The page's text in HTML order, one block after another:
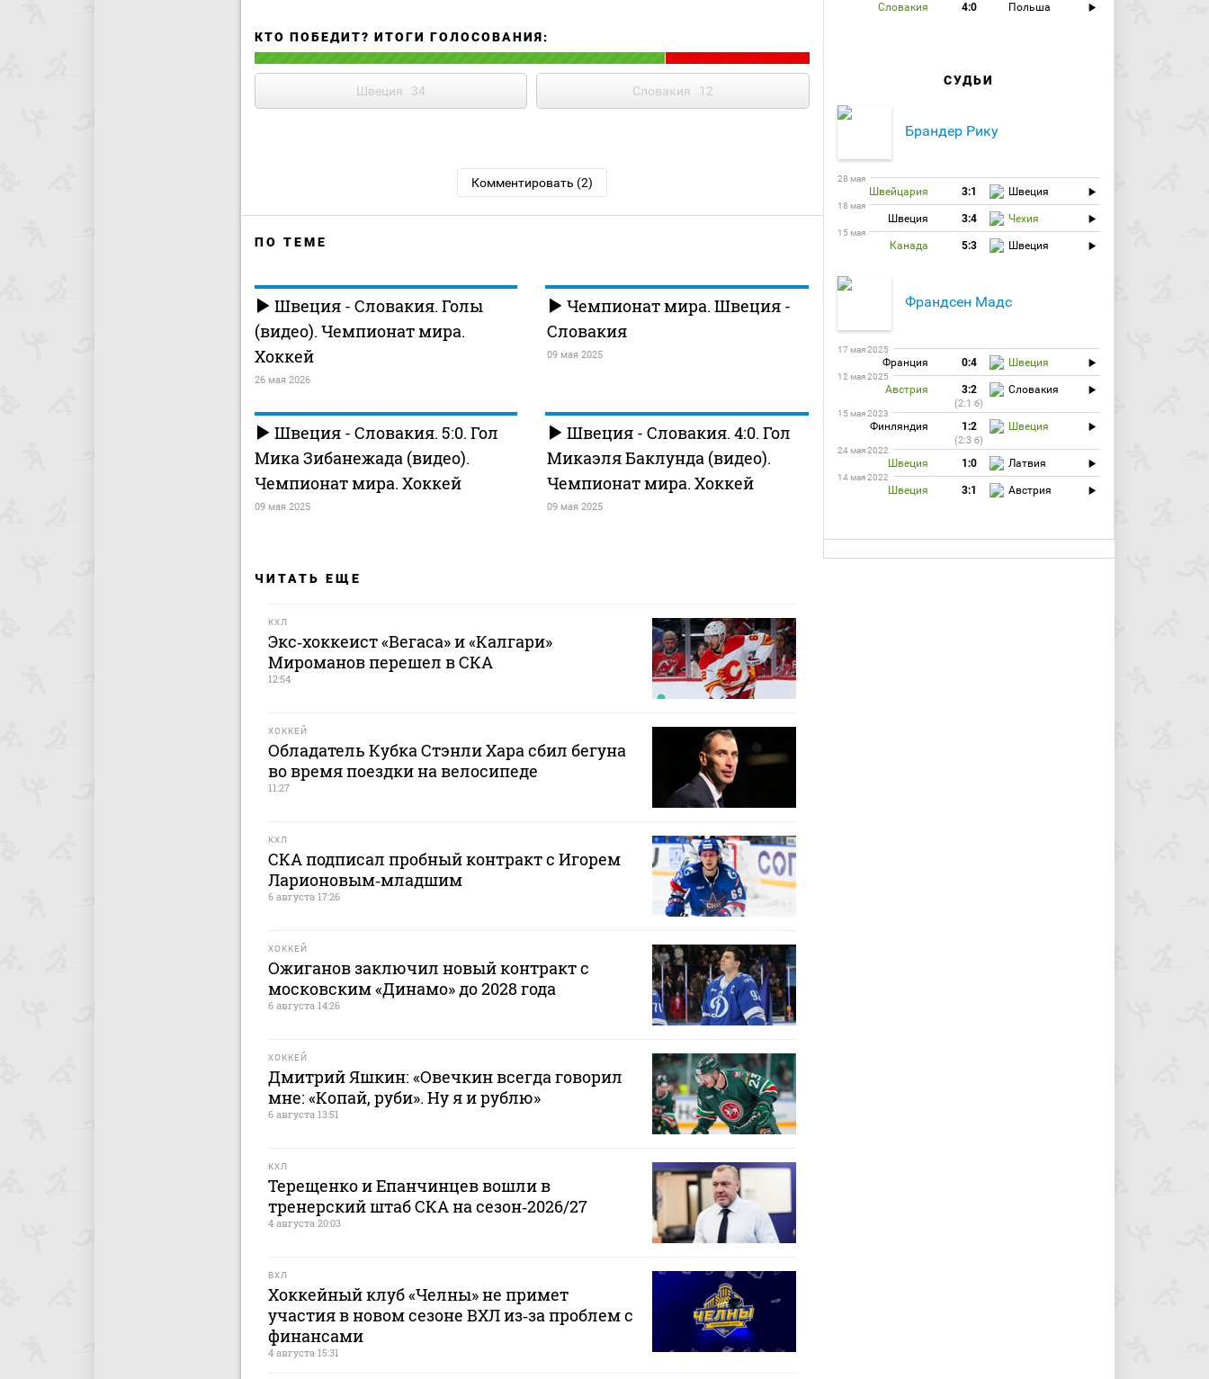
КТО ПОБЕДИТ? ИТОГИ ГОЛОСОВАНИЯ:
Швеция 34 Словакия 12
Комментировать (2)
ПО ТЕМЕ
Швеция - Словакия. Голы
(видео). Чемпионат мира.
Хоккей
26 мая 2026
Чемпионат мира. Швеция -
Словакия
09 мая 2025
Швеция - Словакия. 5:0. Гол
Мика Зибанежада (видео).
Чемпионат мира. Хоккей
09 мая 2025
Швеция - Словакия. 4:0. Гол
Микаэля Баклунда (видео).
Чемпионат мира. Хоккей
09 мая 2025
ЧИТАТЬ ЕЩЕ
КХЛ
Экс‑хоккеист «Вегаса» и «Калгари»
Мироманов перешел в СКА
12:54
ХОККЕЙ
Обладатель Кубка Стэнли Хара сбил бегуна
во время поездки на велосипеде
11:27
КХЛ
СКА подписал пробный контракт с Игорем
Ларионовым‑младшим
6 августа 17:26
ХОККЕЙ
Ожиганов заключил новый контракт с
московским «Динамо» до 2028 года
6 августа 14:26
ХОККЕЙ
Дмитрий Яшкин: «Овечкин всегда говорил
мне: «Копай, руби». Ну я и рублю»
6 августа 13:51
КХЛ
Терещенко и Епанчинцев вошли в
тренерский штаб СКА на сезон‑2026/27
4 августа 20:03
ВХЛ
Хоккейный клуб «Челны» не примет
участия в новом сезоне ВХЛ из‑за проблем с
финансами
4 августа 15:31
Словакия 4:0 Польша
СУДЬИ
Брандер Рику
28 мая
Швейцария 3:1 Швеция
18 мая
Швеция 3:4 Чехия
15 мая
Канада 5:3 Швеция
Франдсен Мадс
17 мая 2025
Франция 0:4 Швеция
12 мая 2025
Австрия 3:2 Словакия
(2:1 б)
15 мая 2023
Финляндия 1:2 Швеция
(2:3 б)
24 мая 2022
Швеция 1:0 Латвия
14 мая 2022
Швеция 3:1 Австрия